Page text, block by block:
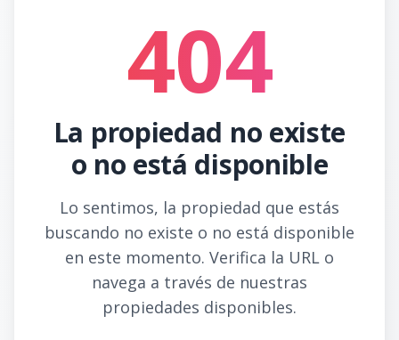
404
La propiedad no existe
o no está disponible
Lo sentimos, la propiedad que estás
buscando no existe o no está disponible
en este momento. Verifica la URL o
navega a través de nuestras
propiedades disponibles.